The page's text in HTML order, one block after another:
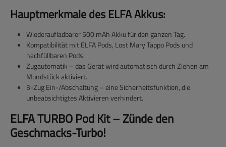
Hauptmerkmale des ELFA Akkus:
Wiederaufladbarer 500 mAh Akkufür den ganzen Tag.
Kompatibilität mit ELFA Pods, Lost Mary Tappo Pods und
nachfüllbaren Pods.
Zugautomatik – das Gerät wird automatisch durch Ziehen am
Mundstück aktiviert.
3-Zug Ein-/Abschaltung– eine Sicherheitsfunktion, die
unbeabsichtigtes Aktivieren verhindert.
ELFA TURBO Pod Kit – Zünde den
Geschmacks-Turbo!